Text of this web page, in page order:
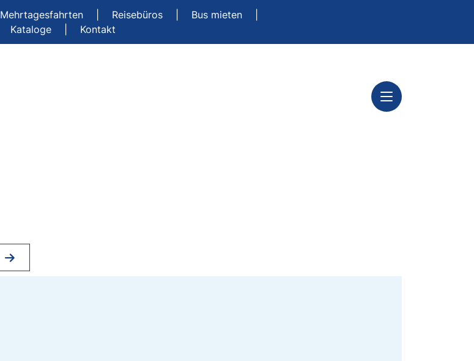
Mehrtagesfahrten Reisebüros Bus mieten
Kataloge
Kontakt